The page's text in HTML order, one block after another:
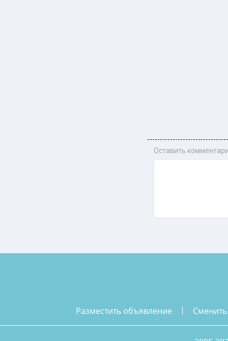
Оставить
разместить объявление